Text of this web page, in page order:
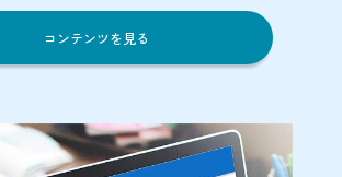
コンテンツを見る